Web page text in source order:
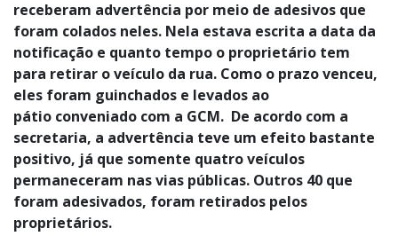
receberam advertência por meio de adesivos que
foram colados neles. Nela estava escrita a data da
notificação e quanto tempo o proprietário tem
para retirar o veículo da rua. Como o prazo venceu,
eles foram guinchados e levados ao
pátio conveniado com a GCM. De acordo com a
secretaria, a advertência teve um efeito bastante
positivo, já que somente quatro veículos
permaneceram nas vias públicas. Outros 40 que
foram adesivados, foram retirados pelos
proprietários.